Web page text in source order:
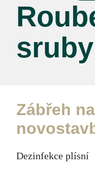
sruby
Zábřeh
Dezinfekce plísní